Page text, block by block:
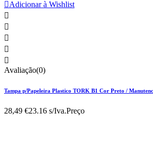
Adicionar à Wishlist





Avaliação(0)
Tampa p/Papeleira Plastico TORK B1 Cor Preto /
28,49 €23.16 s/Iva.Preço